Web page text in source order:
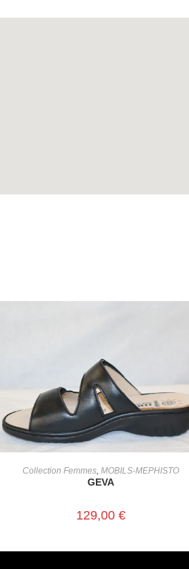
CHOIX DES OPTIONS
Collection Femmes, MOBILS-MEPHISTO
GEVA
129,00 €